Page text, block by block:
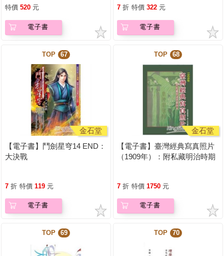
特價 520 元
電子書
7 折 特價 322 元
電子書
TOP 67
金石堂
【電子書】鬥劍星穹14 END：
大決戰
7 折 特價 119 元
電子書
TOP 68
金石堂
【電子書】臺灣經典寫真照片
（1909年）：附私藏明治時期
7 折 特價 1750 元
電子書
TOP 69 TOP 70